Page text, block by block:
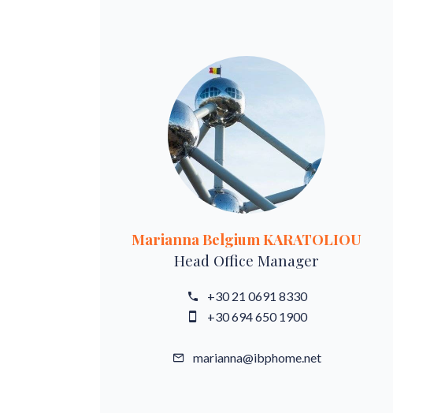
Marianna Belgium KARATOLIOU
Head Office Manager
+30 21 0691 8330
+30 694 650 1900
marianna@ibphome.net